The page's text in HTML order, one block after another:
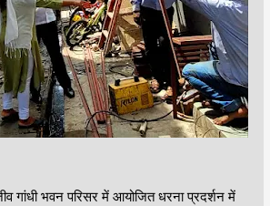
गांधी भवन परिसर में आयोजित धरना प्रदर्शन में